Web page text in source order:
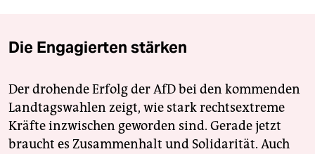
Die Engagierten stärken
Der drohende Erfolg der AfD bei den kommenden
Landtagswahlen zeigt, wie stark rechtsextreme
Kräfte inzwischen geworden sind. Gerade jetzt
braucht es Zusammenhalt und Solidarität. Auch